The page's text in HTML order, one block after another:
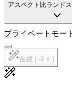
アスペクト比ランド
プライベートモー
生成 ( -3 ⚡ )